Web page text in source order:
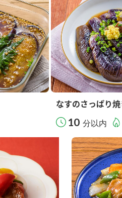
なすのさっぱり
10 分以内